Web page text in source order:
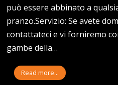
può essere abbinato a
pranzo.Servizio: Se avete
contattateci e vi forniremo
gambe della…
Read more...